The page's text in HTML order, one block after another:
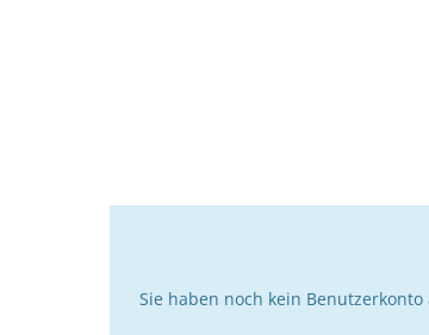
Sie haben noch kein